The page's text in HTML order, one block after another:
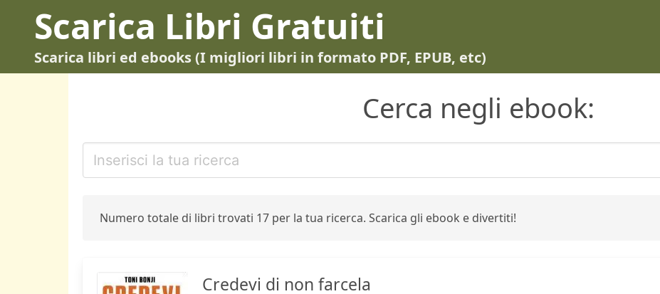
Scarica Libri Gratuiti
Scarica libri ed ebooks (I migliori libri in formato PDF, EPUB, etc)
Cerca negli ebook:
Numero totale di libri trovati 17 per la tua ricerca. Scarica gli ebook e divertiti!
Credevi di non farcela